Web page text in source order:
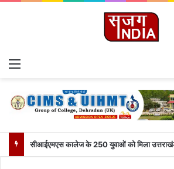
सीआईएमएस कालेज के 250 युवाओं को मिला